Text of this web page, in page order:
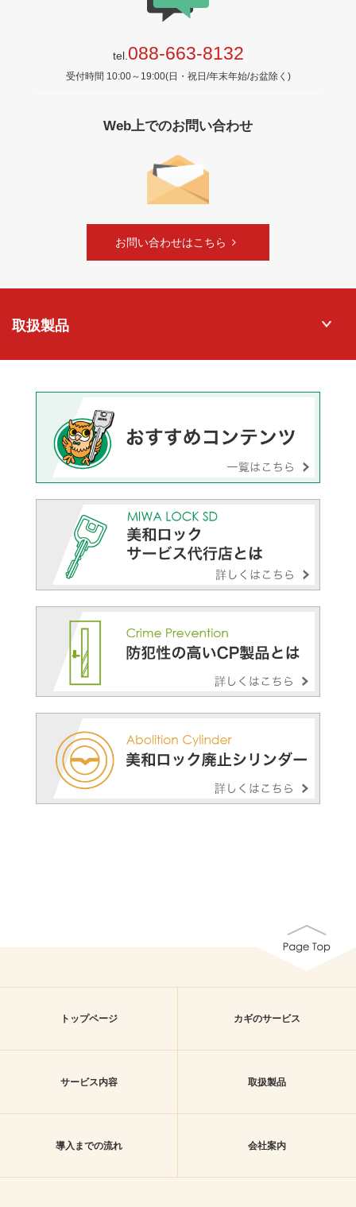
tel. 088-663-8132
受付時間 10:00～19:00(日・祝日/年末年始/お盆除く)
Web上でのお問い合わせ
お問い合わせはこちら
取扱製品
トップページ カギのサービス
サービス内容 取扱製品
導入までの流れ 会社案内